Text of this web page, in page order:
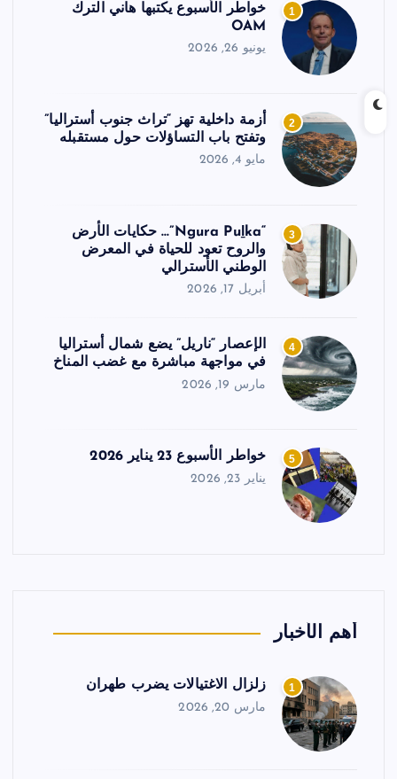
1
خواطر الأسبوع يكتبها هاني الترك
OAM
يونيو 26, 2026
2
أزمة داخلية تهز “تراث جنوب أستراليا”
وتفتح باب التساؤلات حول مستقبله
مايو 4, 2026
3
“Ngura Puḻka”… حكايات الأرض
والروح تعود للحياة في المعرض
الوطني الأسترالي
أبريل 17, 2026
4
الإعصار “ناريل” يضع شمال أستراليا
في مواجهة مباشرة مع غضب المناخ
مارس 19, 2026
5 خواطر الأسبوع 23 يناير 2026
يناير 23, 2026
أهم الأخبار
1 زلزال الاغتيالات يضرب طهران
مارس 20, 2026